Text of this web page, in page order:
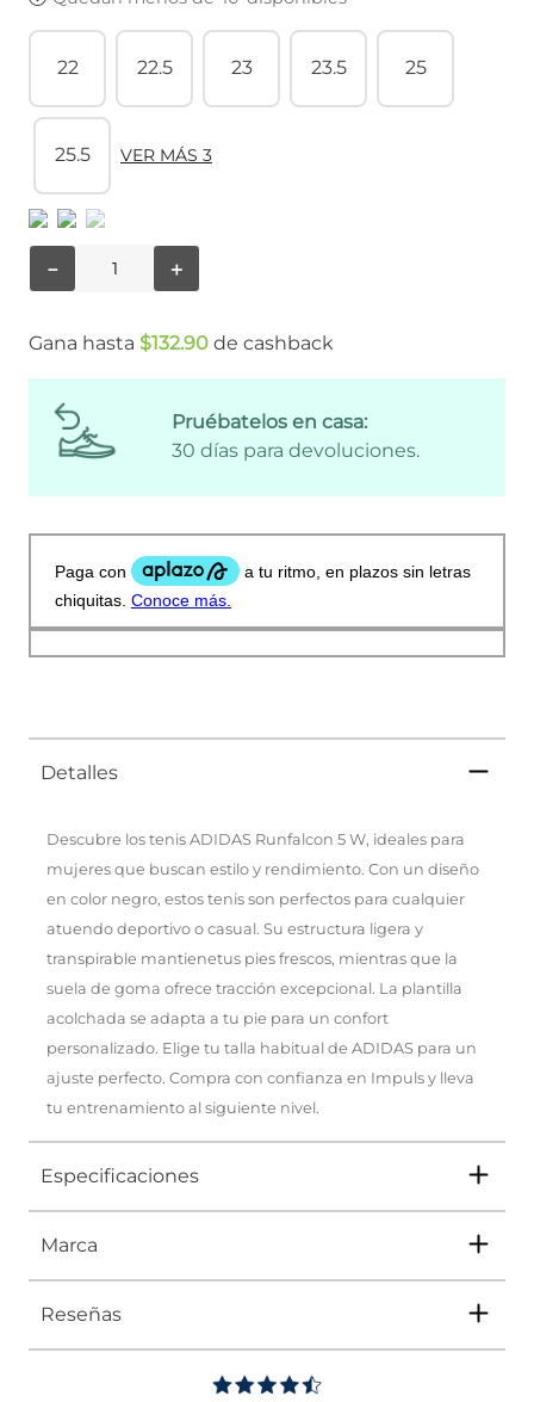
22 22.5 23 23.5 25
25.5 VER MÁS 3
＋
－
Gana hasta $132.90 de cashback
Pruébatelos en casa:
30 días para devoluciones.
Detalles
Descubre los tenis ADIDAS Runfalcon 5 W, ideales para
mujeres que buscan estilo y rendimiento. Con un diseño
en color negro, estos tenis son perfectos para cualquier
atuendo deportivo o casual. Su estructura ligera y
transpirable mantienetus pies frescos, mientras que la
suela de goma ofrece tracción excepcional. La plantilla
acolchada se adapta a tu pie para un confort
personalizado. Elige tu talla habitual de ADIDAS para un
ajuste perfecto. Compra con confianza en Impuls y lleva
tu entrenamiento al siguiente nivel.
Especificaciones
Tipo
DE 0 A 4 cms
Marca
Impus te trae una colección que rinde
homenaje a su legado. Con una fusión de
Reseñas